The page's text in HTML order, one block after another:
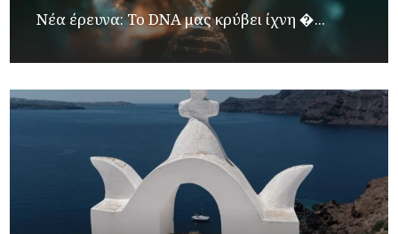
Νέα έρευνα: Το DNA μας κρύβει ίχνη �...